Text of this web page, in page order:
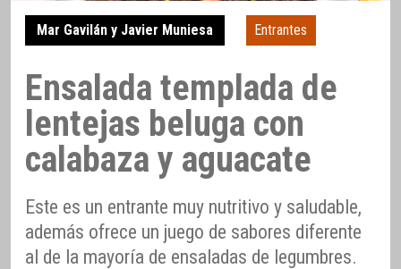
Mar Gavilán y Javier Muniesa Entrantes
Ensalada templada de
lentejas beluga con
calabaza y aguacate
Este es un entrante muy nutritivo y saludable,
además ofrece un juego de sabores diferente
al de la mayoría de ensaladas de legumbres.